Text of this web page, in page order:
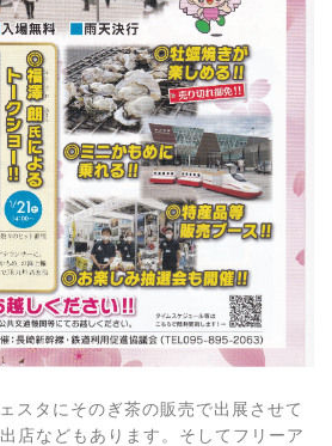
スタにそのぎ茶の販売で出展させて
店などもあります。そしてフリーア